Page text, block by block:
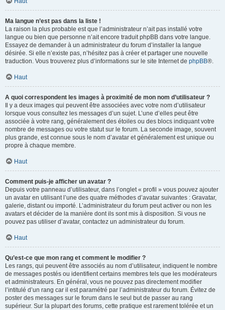
Ma langue n’est pas dans la liste !
La raison la plus probable est que l’administrateur n’ait pas installé votre
langue ou bien que personne n’ait encore traduit phpBB dans votre langue.
Essayez de demander à un administrateur du forum d’installer la langue
désirée. Si elle n’existe pas, n’hésitez pas à créer et partager une nouvelle
traduction. Vous trouverez plus d’informations sur le site Internet de phpBB®.
Haut
A quoi correspondent les images à proximité de mon nom d’utilisateur ?
Il y a deux images qui peuvent être associées avec votre nom d’utilisateur
lorsque vous consultez les messages d’un sujet. L’une d’elles peut être
associée à votre rang, généralement des étoiles ou des blocs indiquant votre
nombre de messages ou votre statut sur le forum. La seconde image, souvent
plus grande, est connue sous le nom d’avatar et généralement est unique ou
propre à chaque membre.
Haut
Comment puis-je afficher un avatar ?
Depuis votre panneau d’utilisateur, dans l’onglet « profil » vous pouvez ajouter
un avatar en utilisant l’une des quatre méthodes d’avatar suivantes : Gravatar,
galerie, distant ou importé. L’administrateur du forum peut activer ou non les
avatars et décider de la manière dont ils sont mis à disposition. Si vous ne
pouvez pas utiliser d’avatar, contactez un administrateur du forum.
Haut
Qu’est-ce que mon rang et comment le modifier ?
Les rangs, qui peuvent être associés au nom d’utilisateur, indiquent le nombre
de messages postés ou identifient certains membres tels que les modérateurs
et administrateurs. En général, vous ne pouvez pas directement modifier
l’intitulé d’un rang car il est paramétré par l’administrateur du forum. Évitez de
poster des messages sur le forum dans le seul but de passer au rang
supérieur. Sur la plupart des forums, cette pratique est rarement tolérée et un